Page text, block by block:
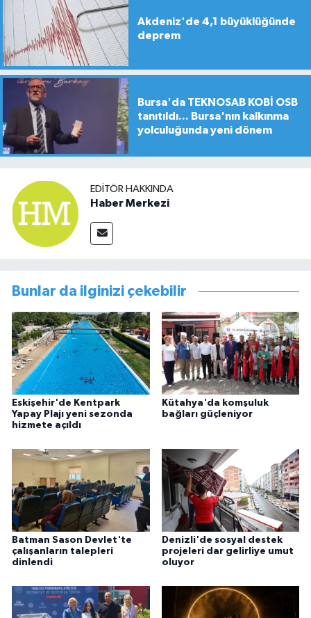
Akdeniz'de 4,1 büyüklüğünde
deprem
Bursa'da TEKNOSAB KOBİ OSB
tanıtıldı... Bursa'nın kalkınma
yolculuğunda yeni dönem
EDITÖR HAKKINDA
Haber Merkezi
Bunlar da ilginizi çekebilir
Eskişehir'de Kentpark
Yapay Plajı yeni sezonda
hizmete açıldı
Kütahya'da komşuluk
bağları güçleniyor
Batman Sason Devlet'te
çalışanların talepleri
dinlendi
Denizli'de sosyal destek
projeleri dar gelirliye umut
oluyor